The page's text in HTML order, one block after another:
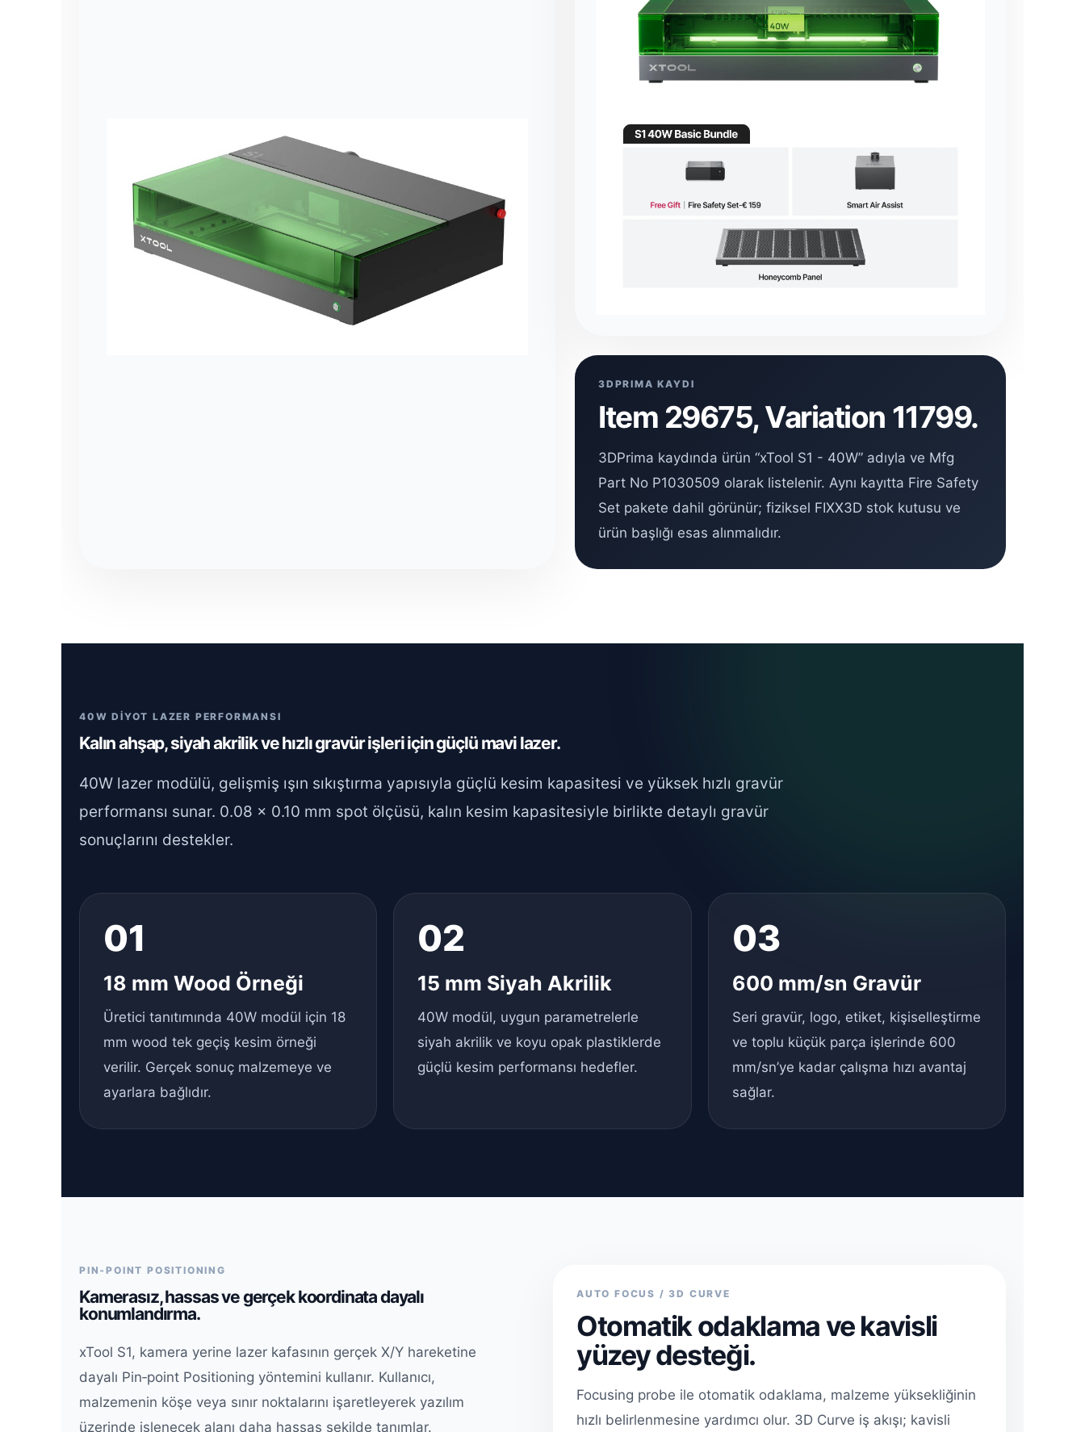
3DPRIMA KAYDI
Item 29675, Variation 11799.
3DPrima kaydında ürün “xTool S1 - 40W” adıyla ve Mfg
Part No P1030509 olarak listelenir. Aynı kayıtta Fire Safety
Set pakete dahil görünür; fiziksel FIXX3D stok kutusu ve
ürün başlığı esas alınmalıdır.
40W DİYOT LAZER PERFORMANSI
Kalın ahşap, siyah akrilik ve hızlı gravür işleri için güçlü mavi lazer.
40W lazer modülü, gelişmiş ışın sıkıştırma yapısıyla güçlü kesim kapasitesi ve yüksek hızlı gravür
performansı sunar. 0.08 × 0.10 mm spot ölçüsü, kalın kesim kapasitesiyle birlikte detaylı gravür
sonuçlarını destekler.
01
18 mm Wood Örneği
Üretici tanıtımında 40W modül için 18
mm wood tek geçiş kesim örneği
verilir. Gerçek sonuç malzemeye ve
ayarlara bağlıdır.
02
15 mm Siyah Akrilik
40W modül, uygun parametrelerle
siyah akrilik ve koyu opak plastiklerde
güçlü kesim performansı hedefler.
03
600 mm/sn Gravür
Seri gravür, logo, etiket, kişiselleştirme
ve toplu küçük parça işlerinde 600
mm/sn’ye kadar çalışma hızı avantaj
sağlar.
PIN‑POINT POSITIONING
Kamerasız, hassas ve gerçek koordinata dayalı
konumlandırma.
xTool S1, kamera yerine lazer kafasının gerçek X/Y hareketine
dayalı Pin‑point Positioning yöntemini kullanır. Kullanıcı,
malzemenin köşe veya sınır noktalarını işaretleyerek yazılım
üzerinde işlenecek alanı daha hassas şekilde tanımlar.
AUTO FOCUS / 3D CURVE
Otomatik odaklama ve kavisli
yüzey desteği.
Focusing probe ile otomatik odaklama, malzeme yüksekliğinin
hızlı belirlenmesine yardımcı olur. 3D Curve iş akışı; kavisli